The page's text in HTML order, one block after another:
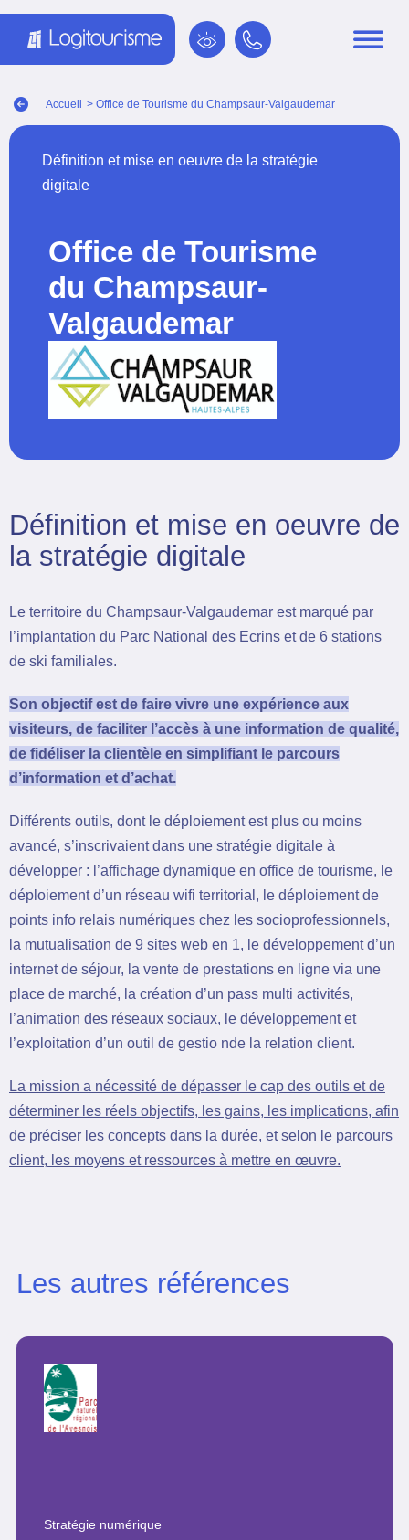
Accueil > Office de Tourisme du Champsaur-Valgaudemar
Définition et mise en oeuvre de la stratégie
digitale
Office de Tourisme
du Champsaur-
Valgaudemar
Définition et mise en oeuvre de
la stratégie digitale
Le territoire du Champsaur-Valgaudemar est marqué par
l’implantation du Parc National des Ecrins et de 6 stations
de ski familiales.
Son objectif est de faire vivre une expérience aux
visiteurs, de faciliter l’accès à une information de qualité,
de fidéliser la clientèle en simplifiant le parcours
d’information et d’achat.
Différents outils, dont le déploiement est plus ou moins
avancé, s’inscrivaient dans une stratégie digitale à
développer : l’affichage dynamique en office de tourisme, le
déploiement d’un réseau wifi territorial, le déploiement de
points info relais numériques chez les socioprofessionnels,
la mutualisation de 9 sites web en 1, le développement d’un
internet de séjour, la vente de prestations en ligne via une
place de marché, la création d’un pass multi activités,
l’animation des réseaux sociaux, le développement et
l’exploitation d’un outil de gestio nde la relation client.
La mission a nécessité de dépasser le cap des outils et de
déterminer les réels objectifs, les gains, les implications, afin
de préciser les concepts dans la durée, et selon le parcours
client, les moyens et ressources à mettre en œuvre.
Les autres références
Stratégie numérique